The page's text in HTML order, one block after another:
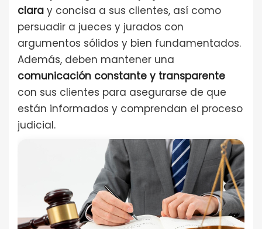
clara y concisa a sus clientes, así como
persuadir a jueces y jurados con
argumentos sólidos y bien fundamentados.
Además, deben mantener una
comunicación constante y transparente
con sus clientes para asegurarse de que
están informados y comprendan el proceso
judicial.